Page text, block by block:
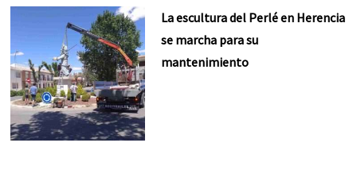
La escultura del Perlé en Herencia
se marcha para su
mantenimiento